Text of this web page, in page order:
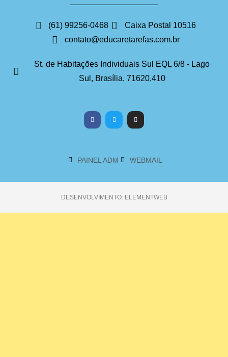
(61) 99256-0468
Caixa Postal 10516
contato@educaretarefas.com.br
St. de Habitações Individuais Sul EQL 6/8 - Lago
Sul, Brasília, 71620,410
PAINEL ADM WEBMAIL
DESENVOLVIMENTO: ELEMENTWEB